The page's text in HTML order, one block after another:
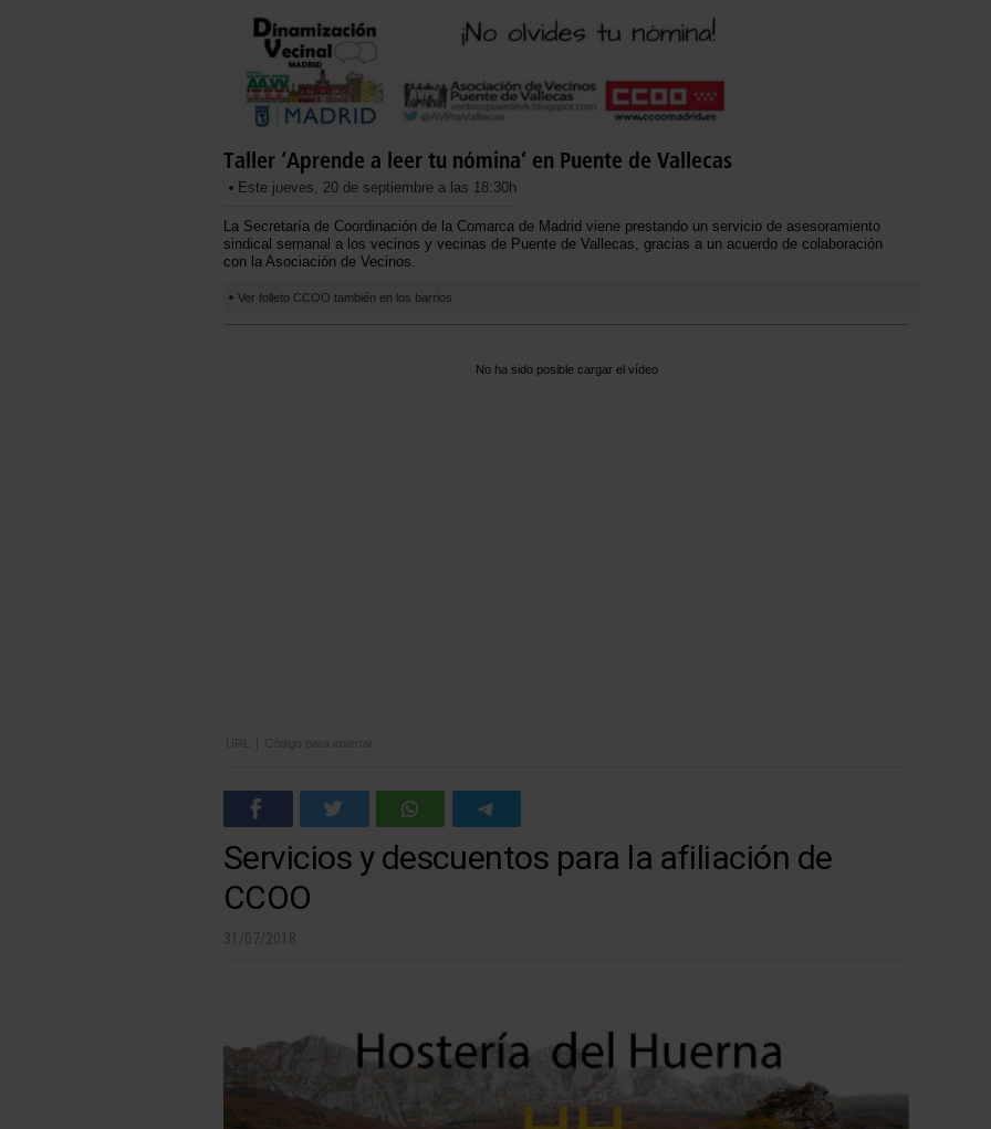
Taller ‘Aprende a leer tu nómina’ en Puente de Vallecas
Este jueves, 20 de septiembre a las 18:30h
La Secretaría de Coordinación de la Comarca de Madrid viene prestando un servicio de asesoramiento
sindical semanal a los vecinos y vecinas de Puente de Vallecas, gracias a un acuerdo de colaboración
con la Asociación de Vecinos.
Ver folleto CCOO también en los barrios
No ha sido posible cargar el vídeo
URL Código para insertar
Servicios y descuentos para la afiliación de
CCOO
31/07/2018